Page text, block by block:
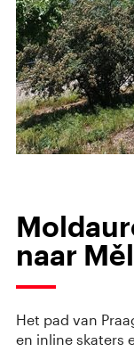
naar
Het pad van
en inline skaters